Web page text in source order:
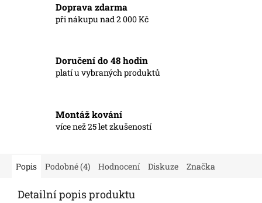
Doprava zdarma
při nákupu nad 2 000 Kč
Doručení do 48 hodin
platí u vybraných produktů
Montáž kování
více než 25 let zkušeností
Popis Podobné (4) Hodnocení Diskuze Značka
Detailní popis produktu